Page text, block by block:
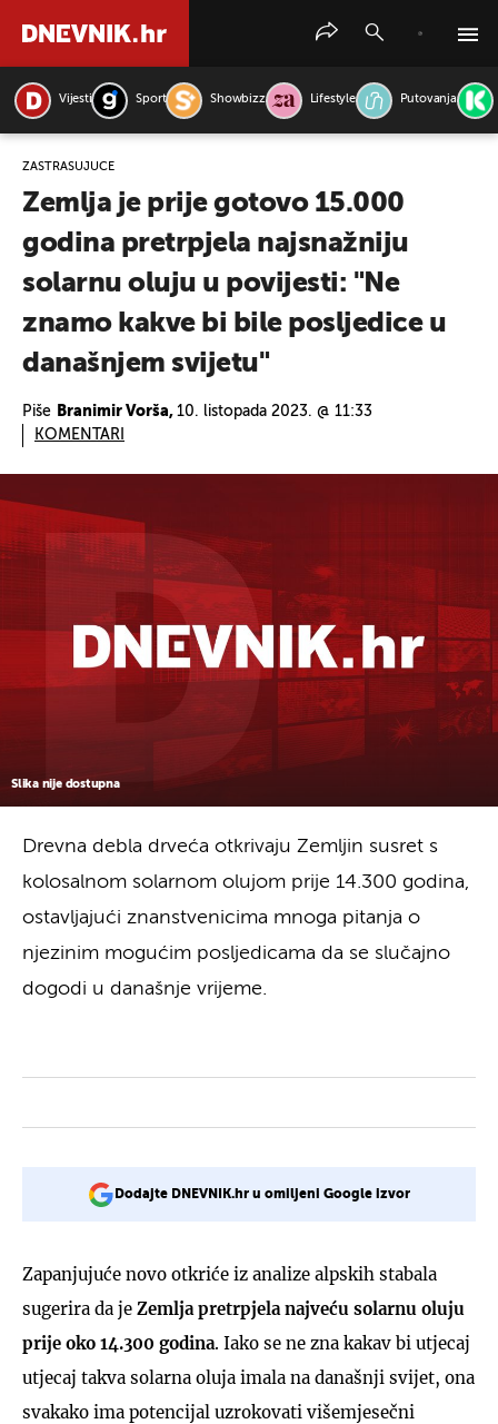
Vijesti Sport Showbizz Lifestyle Putovanja
ZASTRAŠUJUĆE
Zemlja je prije gotovo 15.000
godina pretrpjela najsnažniju
solarnu oluju u povijesti: "Ne
znamo kakve bi bile posljedice u
današnjem svijetu"
Piše Branimir Vorša, 10. listopada 2023. @ 11:33
KOMENTARI
Slika nije dostupna
Drevna debla drveća otkrivaju Zemljin susret s
kolosalnom solarnom olujom prije 14.300 godina,
ostavljajući znanstvenicima mnoga pitanja o
njezinim mogućim posljedicama da se slučajno
dogodi u današnje vrijeme.
Dodajte DNEVNIK.hr u omiljeni Google izvor
Zapanjujuće novo otkriće iz analize alpskih stabala
sugerira da je Zemlja pretrpjela najveću solarnu oluju
prije oko 14.300 godina. Iako se ne zna kakav bi utjecaj
utjecaj takva solarna oluja imala na današnji svijet, ona
svakako ima potencijal uzrokovati višemjesečni
PRETRAŽITE VIJESTI